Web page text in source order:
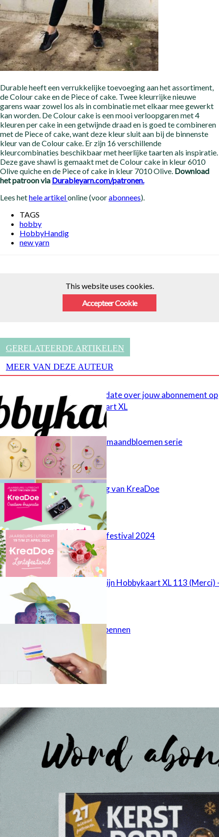
Durable heeft een verrukkelijke toevoeging aan het assortiment,
de Colour cake en de Piece of cake. Twee kleurrijke nieuwe
garens waar zowel los als in combinatie met elkaar mee gewerkt
kan worden. De Colour cake is een mooi verloopgaren met 4
kleuren per cake in een getwijnde draad en is goed te combineren
met de Piece of cake, want deze kleur sluit aan bij de binnenste
kleur van de Colour cake. Er zijn 16 verschillende
kleurcombinaties beschikbaar met heerlijke taarten als inspiratie.
Deze gave shawl is gemaakt met de Colour cake in kleur 6010
Olive quiche en de Piece of cake in kleur 7010 Olive. Download
het patroon via Durableyarn.com/patronen.
Lees hethele artikelonline (voorabonnees).
TAGS
hobby
HobbyHandig
new yarn
This website uses cookies.
Accepteer Cookie
GERELATEERDE ARTIKELEN
MEER VAN DEZE AUTEUR
Belangrijke update over jouw abonnement op
Mijn HobbyKaart XL
HobbyHandig maandbloemen serie
35e verjaardag van KreaDoe
Kreadoe lentefestival 2024
Rectificatie: Mijn Hobbykaart XL 113 (Merci)
kaart 18
edding glitterpennen